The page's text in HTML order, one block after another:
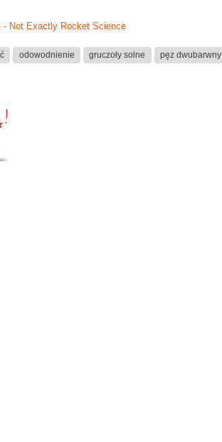
- Not Exactly Rocket Science
odowodnienie gruczoły solne pęz dwubarwny